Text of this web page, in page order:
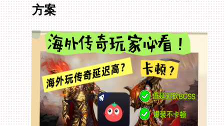
方案